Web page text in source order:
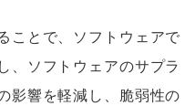
ことで、ソフトウェアで
、ソフトウェアのサプラ
影響を軽減し、脆弱性の